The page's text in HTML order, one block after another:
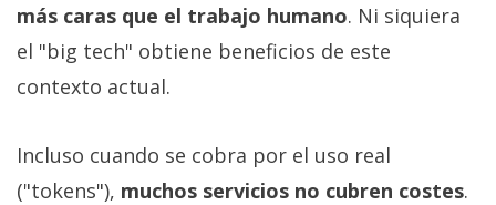
más caras que el trabajo humano. Ni siquiera
el "big tech" obtiene beneficios de este
contexto actual.
Incluso cuando se cobra por el uso real
("tokens"), muchos servicios no cubren costes.